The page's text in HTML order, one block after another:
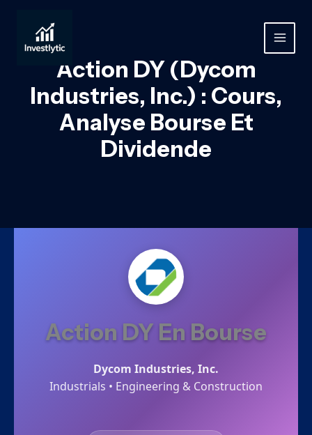
contenu
MAIN
Action DY (Dycom
Industries, Inc.) : Cours,
Analyse Bourse Et
Dividende
Action DY En Bourse
Dycom Industries, Inc.
Industrials • Engineering & Construction